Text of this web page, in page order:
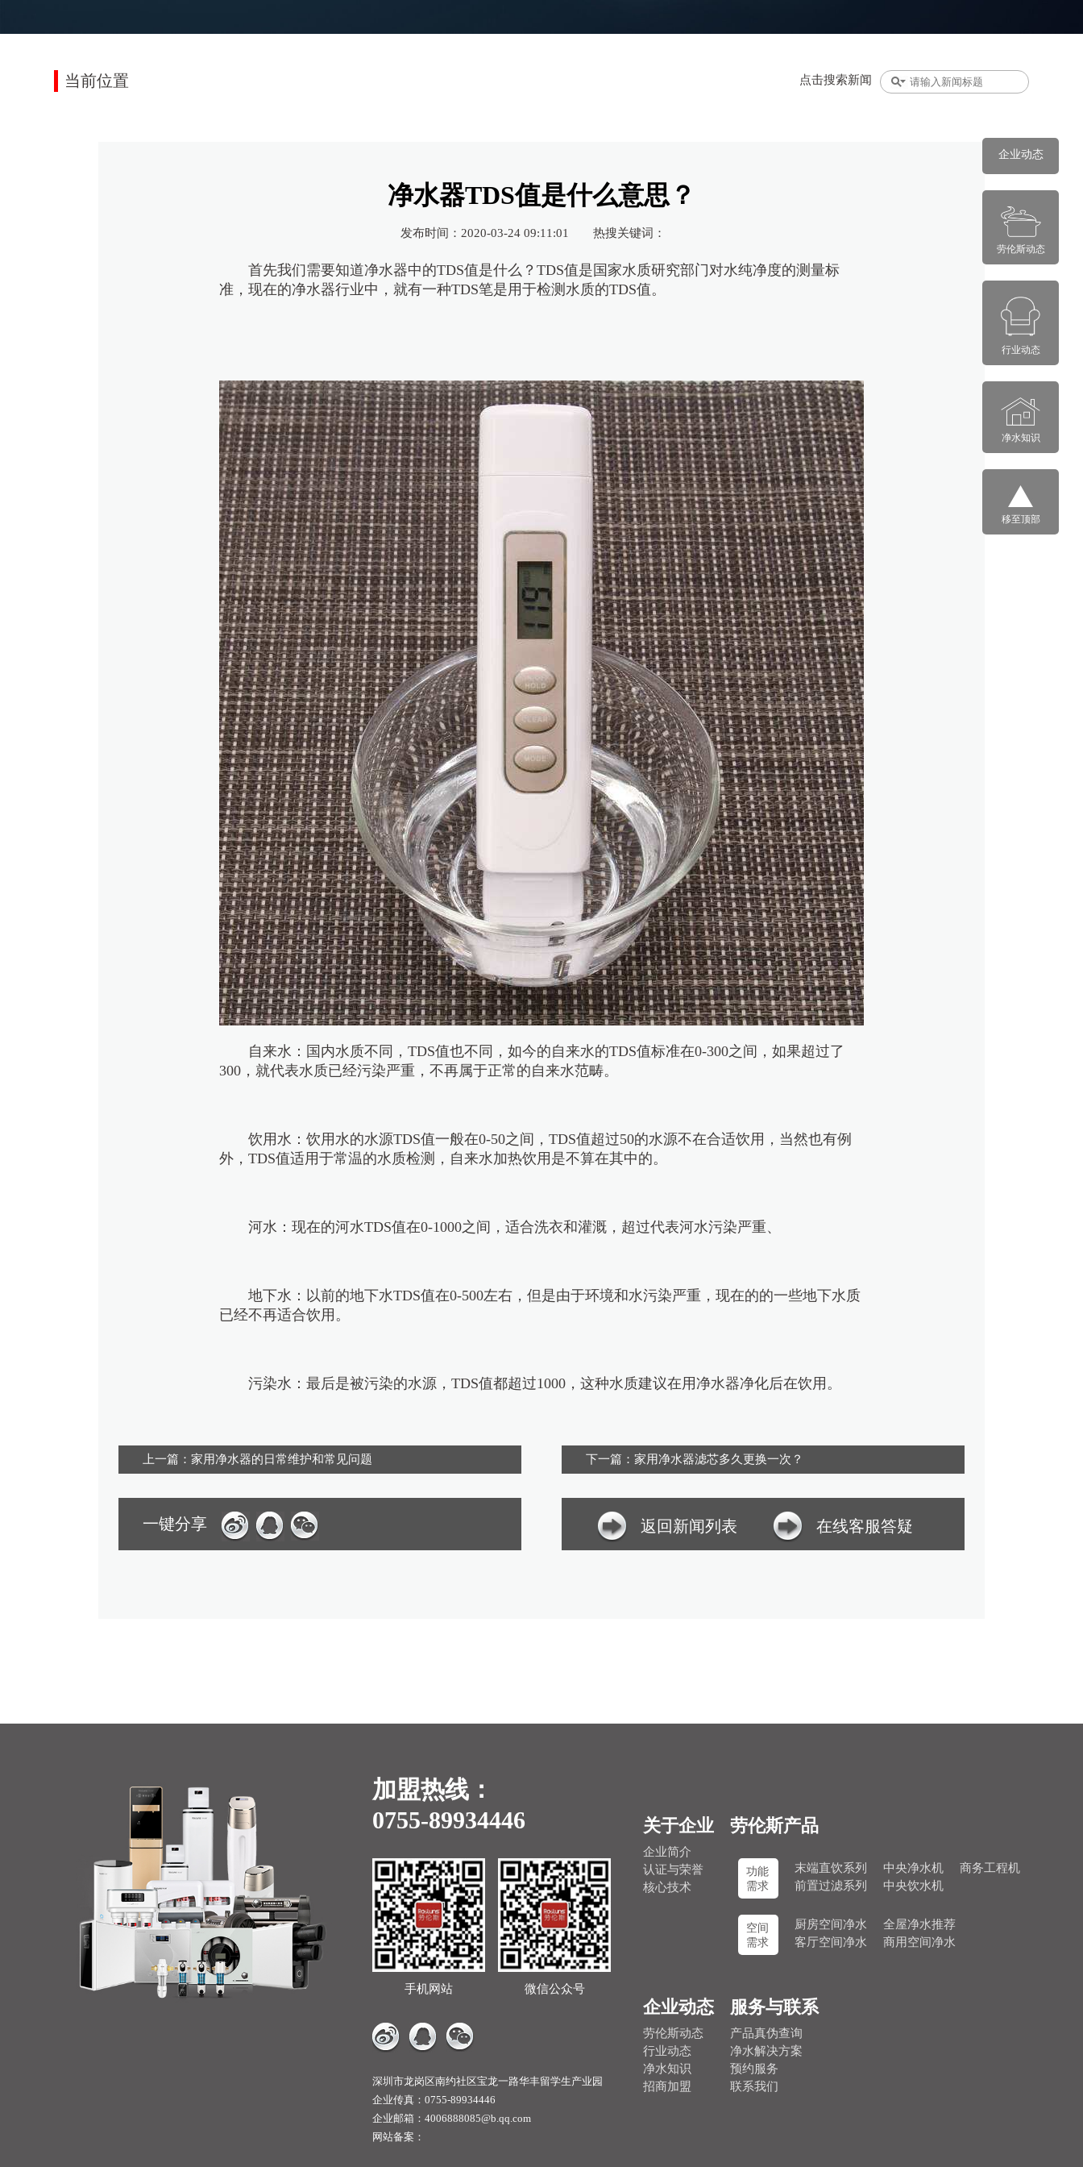
当前位置 点击搜索新闻
企业动态
劳伦斯动态
行业动态
净水知识
移至顶部
净水器TDS值是什么意思？
发布时间：2020-03-24 09:11:01 热搜关键词：
首先我们需要知道净水器中的TDS值是什么？TDS值是国家水质研究部门对水纯净度的测量标
准，现在的净水器行业中，就有一种TDS笔是用于检测水质的TDS值。
自来水：国内水质不同，TDS值也不同，如今的自来水的TDS值标准在0-300之间，如果超过了
300，就代表水质已经污染严重，不再属于正常的自来水范畴。
饮用水：饮用水的水源TDS值一般在0-50之间，TDS值超过50的水源不在合适饮用，当然也有例
外，TDS值适用于常温的水质检测，自来水加热饮用是不算在其中的。
河水：现在的河水TDS值在0-1000之间，适合洗衣和灌溉，超过代表河水污染严重、
地下水：以前的地下水TDS值在0-500左右，但是由于环境和水污染严重，现在的的一些地下水质
已经不再适合饮用。
污染水：最后是被污染的水源，TDS值都超过1000，这种水质建议在用净水器净化后在饮用。
上一篇：家用净水器的日常维护和常见问题 下一篇：家用净水器滤芯多久更换一次？
一键分享 返回新闻列表 在线客服答疑
加盟热线：
0755-89934446
手机网站 微信公众号
深圳市龙岗区南约社区宝龙一路华丰留学生产业园
企业传真：0755-89934446
企业邮箱：4006888085@b.qq.com
网站备案：
关于企业
企业简介
认证与荣誉
核心技术
劳伦斯产品
功能
需求
末端直饮系列
前置过滤系列
中央净水机
中央饮水机
商务工程机
空间
需求
厨房空间净水
客厅空间净水
全屋净水推荐
商用空间净水
企业动态
劳伦斯动态
行业动态
净水知识
招商加盟
服务与联系
产品真伪查询
净水解决方案
预约服务
联系我们